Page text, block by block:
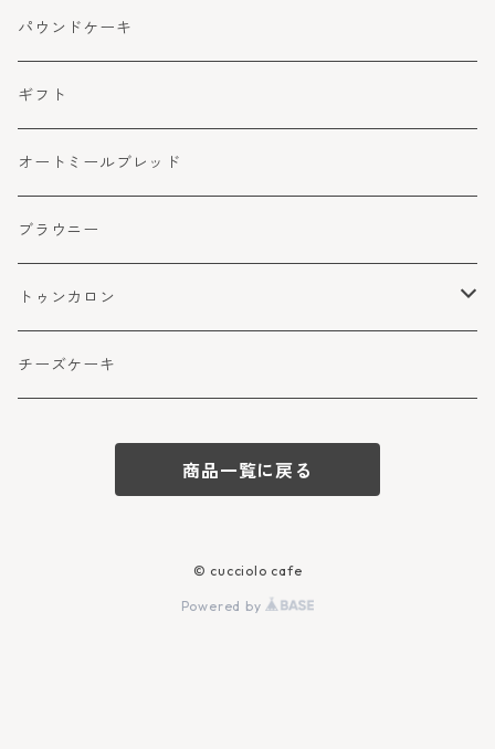
パウンドケーキ
ギフト
オートミールブレッド
ブラウニー
トゥンカロン
マカロン
チーズケーキ
商品一覧に戻る
© cucciolo cafe
Powered by